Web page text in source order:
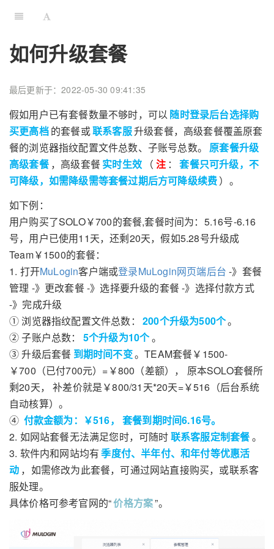
如何升级套餐
最后更新于：2022-05-30 09:41:35
假如用户已有套餐数量不够时，可以 随时登录后台选择购
买更高档的套餐或联系客服升级套餐，高级套餐覆盖原套
餐的浏览器指纹配置文件总数、子账号总数。
原套餐升级
高级套餐 ，高级套餐实时生效 （ 注 ：
套餐只可升级，不
可降级，如需降级需等套餐过期后方可降级续费）。
如下例：
用户购买了SOLO￥700的套餐,套餐时间为：5.16号-6.16
号，用户已使用11天，还剩20天，假如5.28号升级成
Team￥1500的套餐：
1. 打开MuLogin客户端或登录MuLogin网页端后台 -》套餐
管理 -》更改套餐 -》选择要升级的套餐 -》选择付款方式
-》完成升级
① 浏览器指纹配置文件总数：
200个升级为500个。
② 子账户总数：
5个升级为10个。
③ 升级后套餐 到期时间不变。TEAM套餐￥1500-
￥700（已付700元）=￥800（差额）， 原本SOLO套餐所
剩20天， 补差价就是￥800/31天*20天=￥516（后台系统
自动核算）。
④ 付款金额为：￥516， 套餐到期时间6.16号。
2. 如网站套餐无法满足您时，可随时联系客服定制套餐。
3. 软件内和网站均有季度付、半年付、和年付等优惠活
动 ，如需修改为此套餐，可通过网站直接购买，或联系客
服处理。
具体价格可参考官网的“价格方案”。